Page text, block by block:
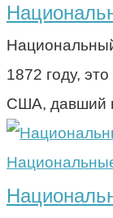
1872 году,
США, давший